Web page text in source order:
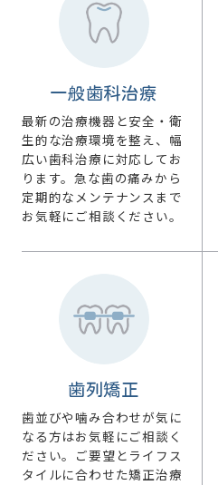
一般歯科治療
最新の治療機器と安全・衛
生的な治療環境を整え、幅
広い歯科治療に対応してお
ります。急な歯の痛みから
定期的なメンテナンスまで
お気軽にご相談ください。
歯列矯正
歯並びや噛み合わせが気に
なる方はお気軽にご相談く
ださい。ご要望とライフス
タイルに合わせた矯正治療